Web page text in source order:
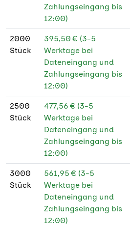
Zahlungseingang bis
12:00)
2000
Stück
395,50 € (3-5
Werktage bei
Dateneingang und
Zahlungseingang bis
12:00)
2500
Stück
477,56 € (3-5
Werktage bei
Dateneingang und
Zahlungseingang bis
12:00)
3000
Stück
561,95 € (3-5
Werktage bei
Dateneingang und
Zahlungseingang bis
12:00)